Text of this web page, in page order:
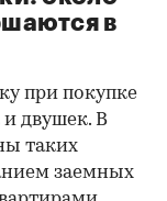
в
при покупке
двушек. В
таких
заемных